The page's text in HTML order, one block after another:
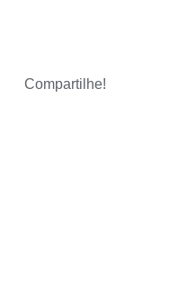
Compartilhe!